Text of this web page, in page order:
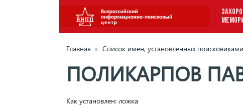
Главная » Список имен, установленных поисковиками
ПОЛИКАРПОВ
Как установлен: ложка